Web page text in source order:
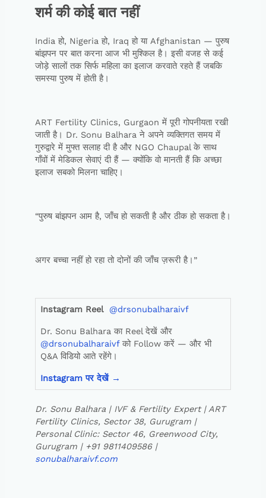
शर्म की कोई बात नहीं
India हो, Nigeria हो, Iraq हो या Afghanistan — पुरुष
बांझपन पर बात करना आज भी मुश्किल है। इसी वजह से कई
जोड़े सालों तक सिर्फ महिला का इलाज करवाते रहते हैं जबकि
समस्या पुरुष में होती है।
ART Fertility Clinics, Gurgaon में पूरी गोपनीयता रखी
जाती है। Dr. Sonu Balhara ने अपने व्यक्तिगत समय में
गुरुद्वारे में मुफ्त सलाह दी है और NGO Chaupal के साथ
गाँवों में मेडिकल सेवाएं दी हैं — क्योंकि वो मानती हैं कि अच्छा
इलाज सबको मिलना चाहिए।
“पुरुष बांझपन आम है, जाँच हो सकती है और ठीक हो सकता है।
अगर बच्चा नहीं हो रहा तो दोनों की जाँच ज़रूरी है।”
Instagram Reel @drsonubalharaivf
Dr. Sonu Balhara का Reel देखें और
@drsonubalharaivfको Follow करें — और भी
Q&A विडियो आते रहेंगे।
Instagramपर देखें→
Dr. Sonu Balhara | IVF & Fertility Expert | ART
Fertility Clinics, Sector 38, Gurugram |
Personal Clinic: Sector 46, Greenwood City,
Gurugram | +91 9811409586 |
sonubalharaivf.com